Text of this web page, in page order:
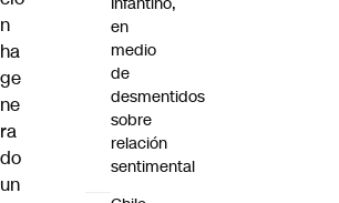
n
ha
ge
ne
ra
do
un
en
medio
de
desmentidos
sobre
relación
sentimental